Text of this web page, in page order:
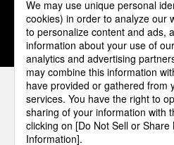
1 2 3
パナソニックの電気設